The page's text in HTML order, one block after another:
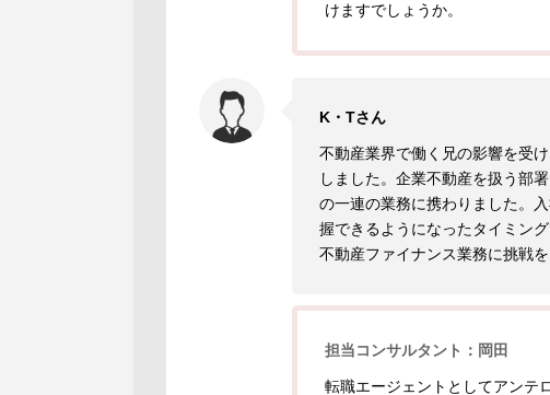
けますでしょうか。
K・Tさん
不動産業界で働く兄の影響を受
しました。企業不動産を扱う部
の一連の業務に携わりました。
握できるようになったタイミン
不動産ファイナンス業務に挑戦を
担当コンサルタント：岡田
転職エージェントとしてアンテ